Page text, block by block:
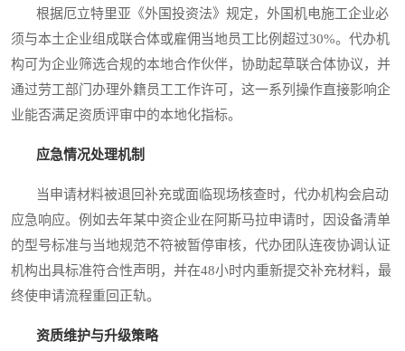
根据厄立特里亚《外国投资法》规定，外国机电施工企业必
须与本土企业组成联合体或雇佣当地员工比例超过30%。代办机
构可为企业筛选合规的本地合作伙伴，协助起草联合体协议，并
通过劳工部门办理外籍员工工作许可，这一系列操作直接影响企
业能否满足资质评审中的本地化指标。
应急情况处理机制
当申请材料被退回补充或面临现场核查时，代办机构会启动
应急响应。例如去年某中资企业在阿斯马拉申请时，因设备清单
的型号标准与当地规范不符被暂停审核，代办团队连夜协调认证
机构出具标准符合性声明，并在48小时内重新提交补充材料，最
终使申请流程重回正轨。
资质维护与升级策略